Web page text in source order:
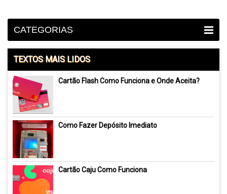
CATEGORIAS
TEXTOS MAIS LIDOS
Cartão Flash Como Funciona e Onde Aceita?
Como Fazer Depósito Imediato
Cartão Caju Como Funciona